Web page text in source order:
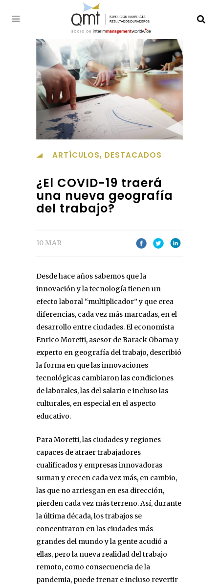
ARTÍCULOS, DESTACADOS
¿El COVID-19 traerá
una nueva geografía
del trabajo?
10 MAR
Desde hace años sabemos que la
innovación y la tecnología tienen un
efecto laboral “multiplicador” y que crea
diferencias, cada vez más marcadas, en el
desarrollo entre ciudades. El economista
Enrico Moretti, asesor de Barack Obama y
experto en geografía del trabajo, describió
la forma en que las innovaciones
tecnológicas cambiaron las condiciones
de laborales, las del salario e incluso las
culturales, en especial en el aspecto
educativo.
Para Moretti, las ciudades y regiones
capaces de atraer trabajadores
cualificados y empresas innovadoras
suman y crecen cada vez más, en cambio,
las que no arriesgan en esa dirección,
pierden cada vez más terreno. Así, durante
la última década, los trabajos se
concentraron en las ciudades más
grandes del mundo y la gente acudió a
ellas, pero la nueva realidad del trabajo
remoto, como consecuencia de la
pandemia, puede frenar e incluso revertir